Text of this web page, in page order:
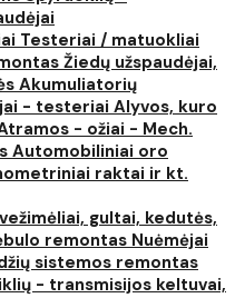
Testeriai / matuokliai
Žiedų užspaudėjai,
Akumuliatorių
- testeriai Alyvos, kuro
- ožiai - Mech.
Automobiliniai oro
raktai ir kt.
gultai, kedutės,
remontas Nuėmėjai
sistemos remontas
- transmisijos keltuvai,